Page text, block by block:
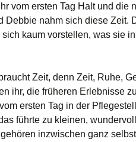
vom ersten Tag Halt und die
Debbie nahm sich diese Zeit.
kaum vorstellen, was sie
Zeit, denn Zeit, Ruhe,
ihr, die früheren Erlebnisse
ersten Tag in der
führte zu kleinen,
inzwischen ganz